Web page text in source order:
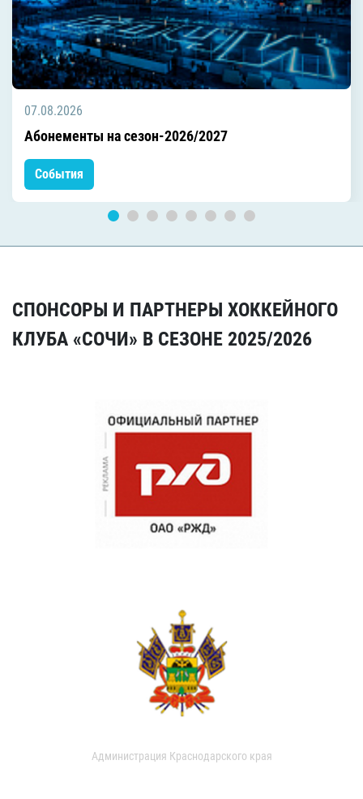
07.08.2026
Абонементы на сезон-2026/2027
События
СПОНСОРЫ И ПАРТНЕРЫ ХОККЕЙНОГО
КЛУБА «СОЧИ» В СЕЗОНЕ 2025/2026
Администрация Краснодарского края